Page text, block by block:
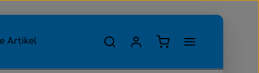
Artikel Warenkorb enthält